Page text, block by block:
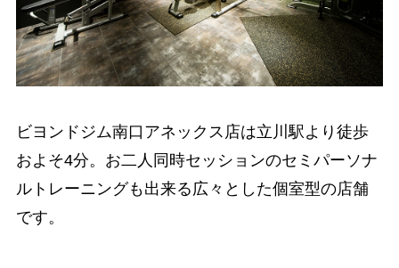
ビヨンドジム南口アネックス店は立川駅より徒歩
およそ4分。お二人同時セッションのセミパーソナ
ルトレーニングも出来る広々とした個室型の店舗
です。